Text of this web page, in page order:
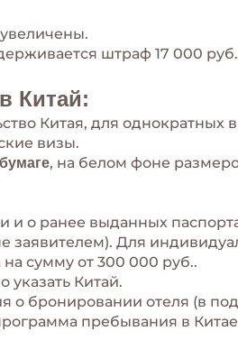
штраф 17 000
Китай:
Китая, для однократных
визы.
, на белом фоне
и о ранее выданных
заявителем). Для
сумму от 300 000 руб..
указать Китай.
о бронировании отеля (в
пребывания в